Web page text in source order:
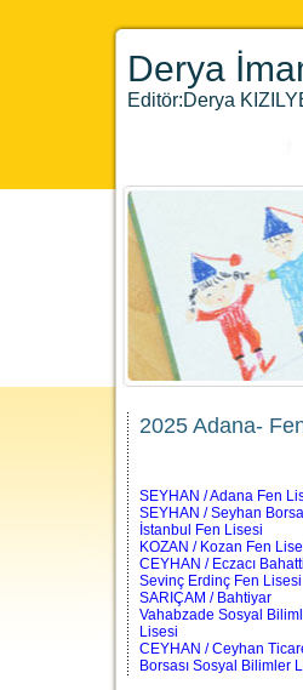
Derya
Editör:Derya
2025 Adana-
SEYHAN / Adana Fen
SEYHAN / Seyhan Borsa
İstanbul Fen Lisesi
KOZAN / Kozan Fen
CEYHAN / Eczacı
Sevinç Erdinç Fen Lisesi
SARIÇAM / Bahtiyar
Vahabzade Sosyal
Lisesi
CEYHAN / Ceyhan
Borsası Sosyal Bilimler